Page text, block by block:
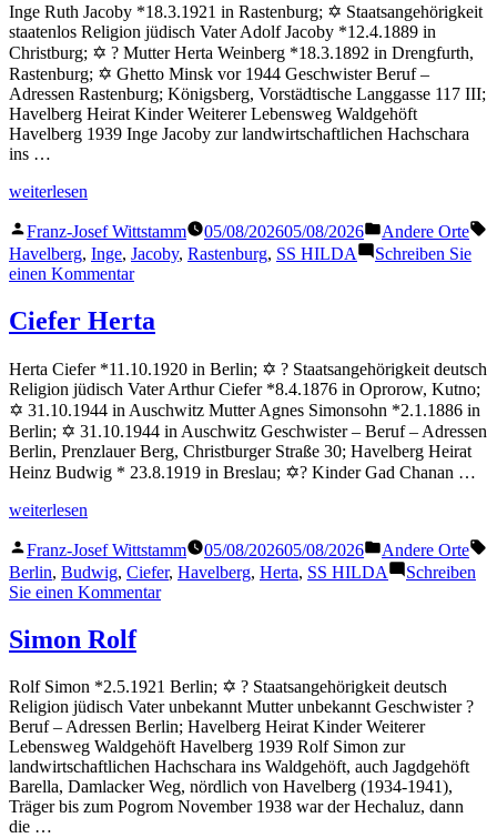
Inge Ruth Jacoby *18.3.1921 in Rastenburg; ✡ Staatsangehörigkeit
staatenlos Religion jüdisch Vater Adolf Jacoby *12.4.1889 in
Christburg; ✡ ? Mutter Herta Weinberg *18.3.1892 in Drengfurth,
Rastenburg; ✡ Ghetto Minsk vor 1944 Geschwister Beruf –
Adressen Rastenburg; Königsberg, Vorstädtische Langgasse 117 III;
Havelberg Heirat Kinder Weiterer Lebensweg Waldgehöft
Havelberg 1939 Inge Jacoby zur landwirtschaftlichen Hachschara
ins …
„Jacoby
weiterlesen
Veröffentlicht
von
Franz-Josef Wittstamm 05/08/202605/08/2026
Veröffentlicht
in
Andere Orte
Havelberg, Inge, Jacoby, Rastenburg, SS HILDA
Schreiben Sie
einen Kommentarzu
Inge
Ciefer Herta
Herta Ciefer *11.10.1920 in Berlin; ✡ ? Staatsangehörigkeit deutsch
Religion jüdisch Vater Arthur Ciefer *8.4.1876 in Oprorow, Kutno;
✡ 31.10.1944 in Auschwitz Mutter Agnes Simonsohn *2.1.1886 in
Berlin; ✡ 31.10.1944 in Auschwitz Geschwister – Beruf – Adressen
Berlin, Prenzlauer Berg, Christburger Straße 30; Havelberg Heirat
Heinz Budwig * 23.8.1919 in Breslau; ✡? Kinder Gad Chanan …
„Ciefer
weiterlesen
Veröffentlicht
von
Franz-Josef Wittstamm 05/08/202605/08/2026
Veröffentlicht
in
Andere Orte
Berlin, Budwig, Ciefer, Havelberg, Herta, SS HILDA
Schreiben
Sie einen Kommentarzu
Simon Rolf
Rolf Simon *2.5.1921 Berlin; ✡ ? Staatsangehörigkeit deutsch
Religion jüdisch Vater unbekannt Mutter unbekannt Geschwister ?
Beruf – Adressen Berlin; Havelberg Heirat Kinder Weiterer
Lebensweg Waldgehöft Havelberg 1939 Rolf Simon zur
landwirtschaftlichen Hachschara ins Waldgehöft, auch Jagdgehöft
Barella, Damlacker Weg, nördlich von Havelberg (1934-1941),
Träger bis zum Pogrom November 1938 war der Hechaluz, dann
die …